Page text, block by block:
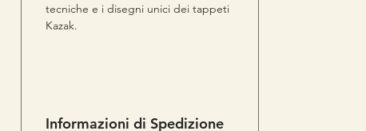
tecniche e i disegni unici dei tappeti
Kazak.
Informazioni di Spedizione